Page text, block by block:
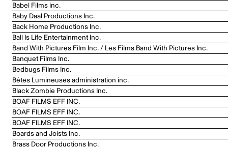
Babel Films inc.
Baby Daal Productions Inc.
Back Home Productions Inc.
Ball Is Life Entertainment Inc.
Band With Pictures Film Inc. / Les Films Band With Pictures Inc.
Banquet Films Inc.
Bedbugs Films Inc.
Bêtes Lumineuses administration inc.
Black Zombie Productions Inc.
BOAF FILMS EFF INC.
BOAF FILMS EFF INC.
BOAF FILMS EFF INC.
Boards and Joists Inc.
Brass Door Productions Inc.